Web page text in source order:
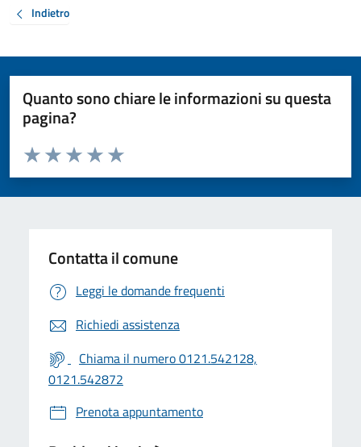
Indietro
Quanto sono chiare le informazioni su questa
pagina?
Valuta da 1 a 5 stelle la pagina
Valuta 5 stelle su 5
Valuta 4 stelle su 5
Valuta 3 stelle su 5
Valuta 2 stelle su 5
Valuta 1 stelle su 5
Contatta il comune
Leggi le domande frequenti
Richiedi assistenza
Chiama il numero 0121.542128,
0121.542872
Prenota appuntamento